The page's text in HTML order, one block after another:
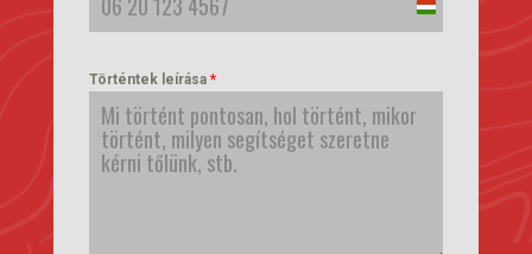
Hungary
Történtek leírása *